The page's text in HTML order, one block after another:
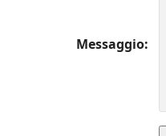
Messaggio